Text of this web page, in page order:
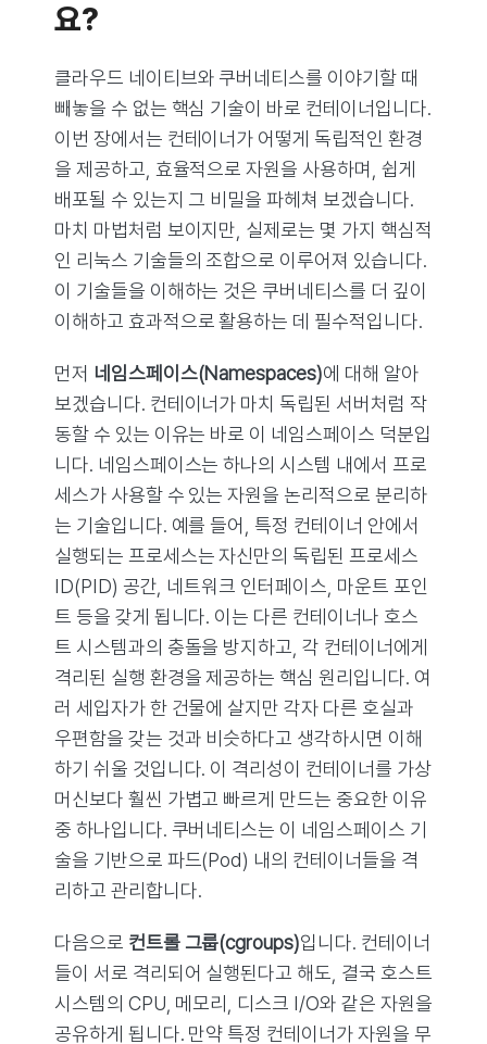
요?
클라우드 네이티브와 쿠버네티스를 이야기할 때
빼놓을 수 없는 핵심 기술이 바로 컨테이너입니다.
이번 장에서는 컨테이너가 어떻게 독립적인 환경
을 제공하고, 효율적으로 자원을 사용하며, 쉽게
배포될 수 있는지 그 비밀을 파헤쳐 보겠습니다.
마치 마법처럼 보이지만, 실제로는 몇 가지 핵심적
인 리눅스 기술들의 조합으로 이루어져 있습니다.
이 기술들을 이해하는 것은 쿠버네티스를 더 깊이
이해하고 효과적으로 활용하는 데 필수적입니다.
먼저 네임스페이스(Namespaces)에 대해 알아
보겠습니다. 컨테이너가 마치 독립된 서버처럼 작
동할 수 있는 이유는 바로 이 네임스페이스 덕분입
니다. 네임스페이스는 하나의 시스템 내에서 프로
세스가 사용할 수 있는 자원을 논리적으로 분리하
는 기술입니다. 예를 들어, 특정 컨테이너 안에서
실행되는 프로세스는 자신만의 독립된 프로세스
ID(PID) 공간, 네트워크 인터페이스, 마운트 포인
트 등을 갖게 됩니다. 이는 다른 컨테이너나 호스
트 시스템과의 충돌을 방지하고, 각 컨테이너에게
격리된 실행 환경을 제공하는 핵심 원리입니다. 여
러 세입자가 한 건물에 살지만 각자 다른 호실과
우편함을 갖는 것과 비슷하다고 생각하시면 이해
하기 쉬울 것입니다. 이 격리성이 컨테이너를 가상
머신보다 훨씬 가볍고 빠르게 만드는 중요한 이유
중 하나입니다. 쿠버네티스는 이 네임스페이스 기
술을 기반으로 파드(Pod) 내의 컨테이너들을 격
리하고 관리합니다.
다음으로 컨트롤 그룹(cgroups)입니다. 컨테이너
들이 서로 격리되어 실행된다고 해도, 결국 호스트
시스템의 CPU, 메모리, 디스크 I/O와 같은 자원을
공유하게 됩니다. 만약 특정 컨테이너가 자원을 무